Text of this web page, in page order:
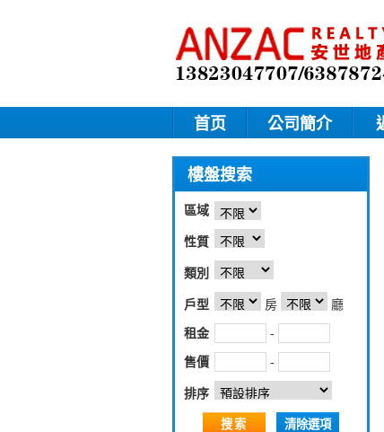
首页 公司簡介
樓盤搜索
區域
性質
類別
戶型 房
廳
租金
-
售價
-
排序
搜索 清除選項